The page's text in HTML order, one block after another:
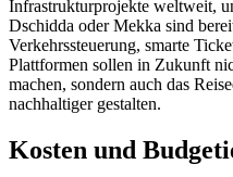
Infrastrukturprojekte weltweit,
Dschidda oder Mekka sind
Verkehrssteuerung, smarte
Plattformen sollen in Zukunft
machen, sondern auch das
nachhaltiger gestalten.
Kosten und